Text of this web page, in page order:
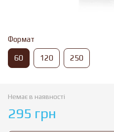
Формат
60 120 250
Немає в наявності
295 грн